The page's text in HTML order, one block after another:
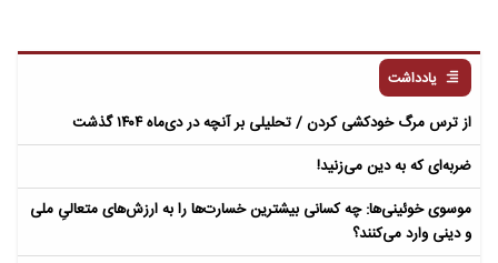
یادداشت
از ترس مرگ خودکشی کردن / تحلیلی بر آنچه در دی‌ماه ۱۴۰۴ گذشت
ضربه‌ای که به دین می‌زنید!
موسوی خوئینی‌ها: چه کسانی بیشترین خسارت‌ها را به ارزش‌های متعالیِ ملی
و دینی وارد می‌کنند؟